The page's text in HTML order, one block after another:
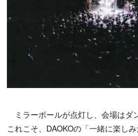
ミラーボールが点灯し、会場はダ
これこそ、DAOKOの「一緒に楽し